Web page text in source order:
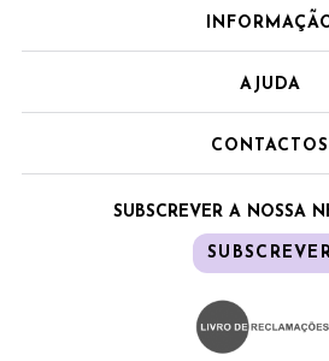
AJUDA
CONTACTOS
SUBSCREVER A NOSSA